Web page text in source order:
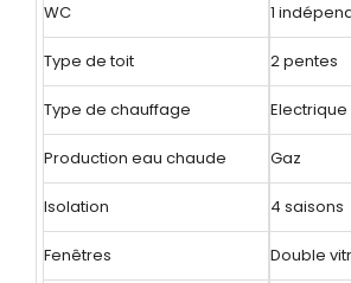
WC 1
Type de toit 2 pentes
Type de chauffage Electrique
Production eau chaude Gaz
Isolation 4 saisons
Fenêtres Double